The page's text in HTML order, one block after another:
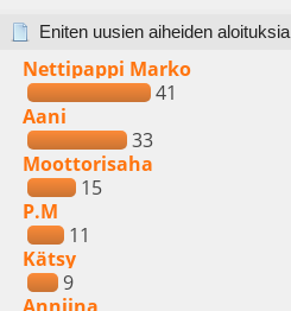
Eniten uusien aiheiden aloituksia
Nettipappi Marko
41
Aani
33
Moottorisaha
15
P.M
11
Kätsy
9